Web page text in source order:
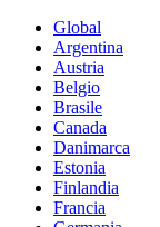
Global
Argentina
Austria
Belgio
Brasile
Canada
Danimarca
Estonia
Finlandia
Francia